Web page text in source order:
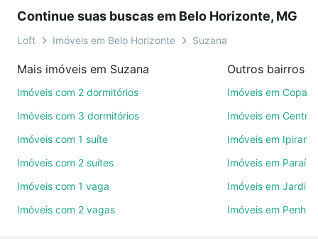
videochamada, é grátis, sem compromisso e você
ainda conta com mais de 46 mil corretores e
de imóveis.
ruas, bairros e até condomínios favoritos. Você
também pode usar os filtros como quantidade de
quartos, suítes, com ou sem vaga de garagem para
comodidades, como piscina, academia, salão de
Continue suas buscas em Belo Horizonte, MG
Loft Imóveis em Belo Horizonte Suzana
Mais imóveis em Suzana
Imóveis com 2 dormitórios
Imóveis com 3 dormitórios
Imóveis com 1 suíte
Imóveis com 2 suítes
Imóveis com 1 vaga
Imóveis com 2 vagas
Imóveis em
Imóveis em Centro
Imóveis em
Imóveis em Paraíso
Imóveis em Jardim
Imóveis em Penha